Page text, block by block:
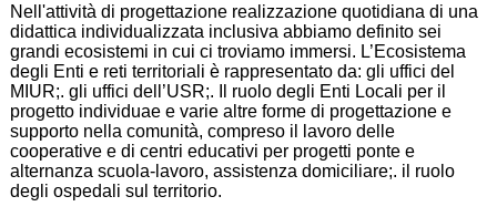
Nell'attività di progettazione realizzazione quotidiana di una
didattica individualizzata inclusiva abbiamo definito sei
grandi ecosistemi in cui ci troviamo immersi. L’Ecosistema
degli Enti e reti territoriali è rappresentato da: gli uffici del
MIUR;. gli uffici dell’USR;. Il ruolo degli Enti Locali per il
progetto individuae e varie altre forme di progettazione e
supporto nella comunità, compreso il lavoro delle
cooperative e di centri educativi per progetti ponte e
alternanza scuola-lavoro, assistenza domiciliare;. il ruolo
degli ospedali sul territorio.